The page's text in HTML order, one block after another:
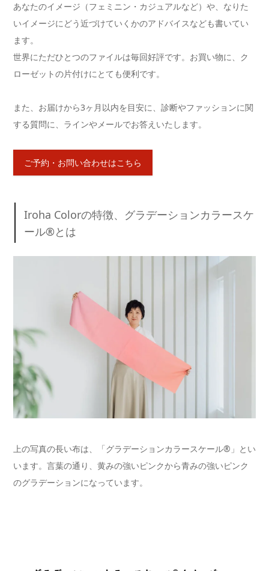
あなたのイメージ（フェミニン・カジュアルなど）や、なりた
いイメージにどう近づけていくかのアドバイスなども書いてい
ます。
世界にただひとつのファイルは毎回好評です。お買い物に、ク
ローゼットの片付けにとても便利です。
また、お届けから3ヶ月以内を目安に、診断やファッションに関
する質問に、ラインやメールでお答えいたします。
ご予約・お問い合わせはこちら
Iroha Colorの特徴、グラデーションカラースケ
ール®️とは
上の写真の長い布は、「グラデーションカラースケール®」とい
います。言葉の通り、黄みの強いピンクから青みの強いピンク
のグラデーションになっています。